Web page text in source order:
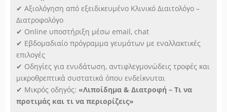
✔ Αξιολόγηση από εξειδικευμένο Κλινικό Διαιτολόγο –
Διατροφολόγο
✔ Online υποστήριξη μέσω email, chat
✔ Εβδομαδιαίο πρόγραμμα γευμάτων με εναλλακτικές
επιλογές
✔ Οδηγίες για ενυδάτωση, αντιφλεγμονώδεις τροφές και
μικροθρεπτικά συστατικά όπου ενδείκνυται
✔ Μικρός οδηγός: «Λιποίδημα & Διατροφή – Τι να
προτιμάς και τι να περιορίζεις»